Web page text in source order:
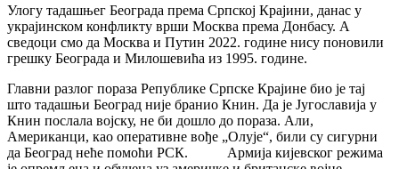
Улогу тадашњег Београда према Српској Крајини, данас у
украјинском конфликту врши Москва према Донбасу. А
сведоци смо да Москва и Путин 2022. године нису поновили
грешку Београда и Милошевића из 1995. године.
Главни разлог пораза Републике Српске Крајине био је тај
што тадашњи Београд није бранио Книн. Да је Југославија у
Книн послала војску, не би дошло до пораза. Али,
Американци, као оперативне вође „Олује“, били су сигурни
да Београд неће помоћи РСК. Армија кијевског режима